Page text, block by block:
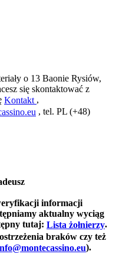
o 13 Baonie Rysiów,
się skontaktować z
Kontakt ,
, tel. PL (+48)
informacji
aktualny wyciąg
tutaj: Lista żołnierzy.
braków czy też
).